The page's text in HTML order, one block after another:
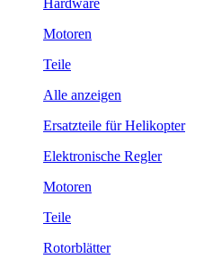
Hardware
Motoren
Teile
Alle anzeigen
Ersatzteile für Helikopter
Elektronische Regler
Motoren
Teile
Rotorblätter